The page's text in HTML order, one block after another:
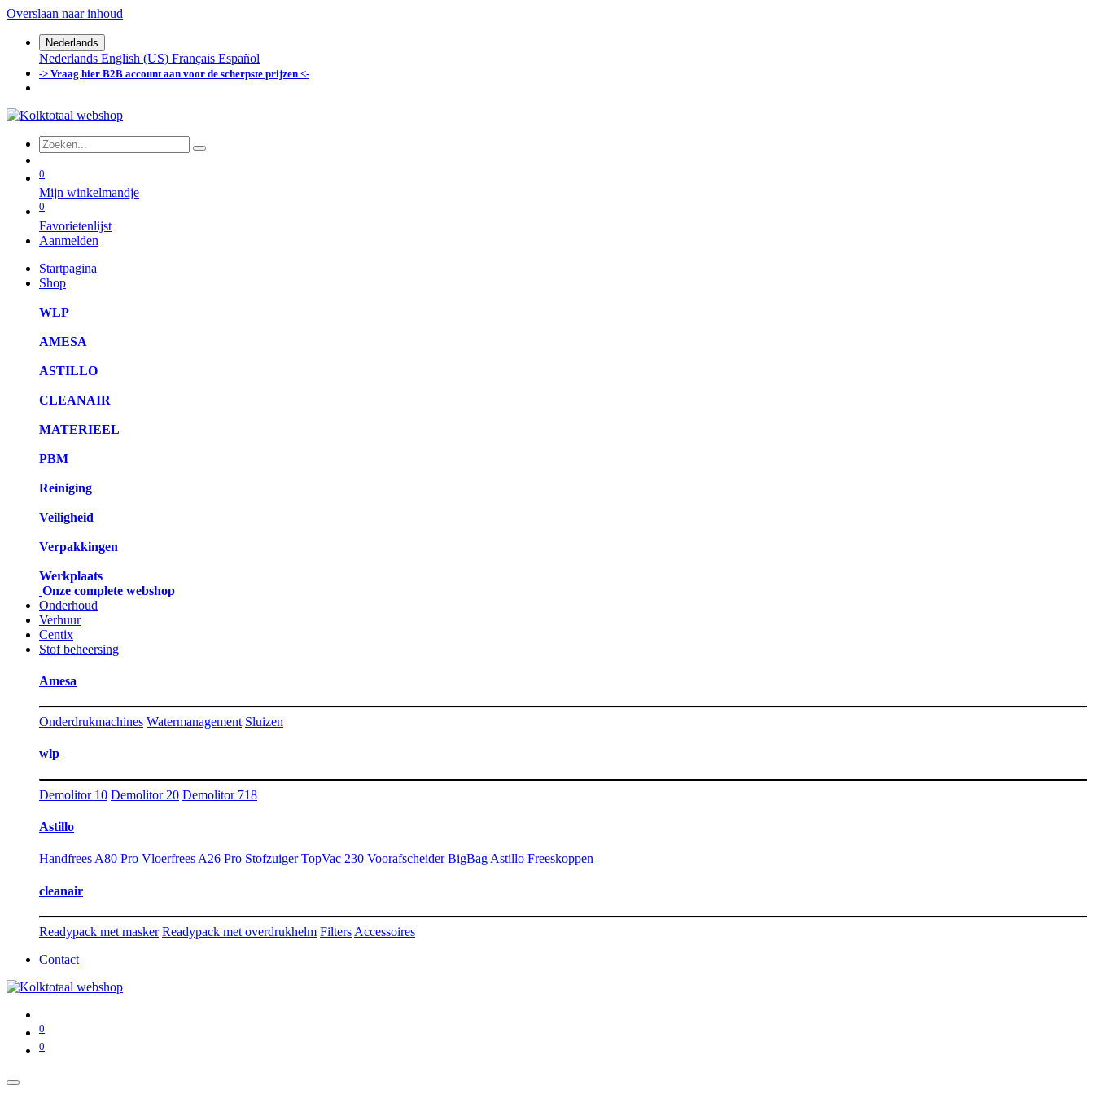
Overslaan naar inhoud
Nederlands
Nederlands English (US) Français Español
-> Vraag hier B2B account aan voor de scherpste prijzen <-
0
Mijn winkelmandje
0
Favorietenlijst
Aanmelden
Startpagina
Shop
WLP
AMESA
ASTILLO
CLEANAIR
MATERIEEL
PBM
Reiniging
Veiligheid
Verpakkingen
Werkplaats
Onze complete webshop
Onderhoud
Verhuur
Centix
Stof beheersing
Amesa
Onderdrukmachines Watermanagement Sluizen
wlp
Demolitor 10 Demolitor 20 Demolitor 718
Astillo
Handfrees A80 Pro Vloerfrees A26 Pro Stofzuiger TopVac 230 Voorafscheider BigBag Astillo Freeskoppen
cleanair
Readypack met masker Readypack met overdrukhelm Filters Accessoires
Contact
0
0